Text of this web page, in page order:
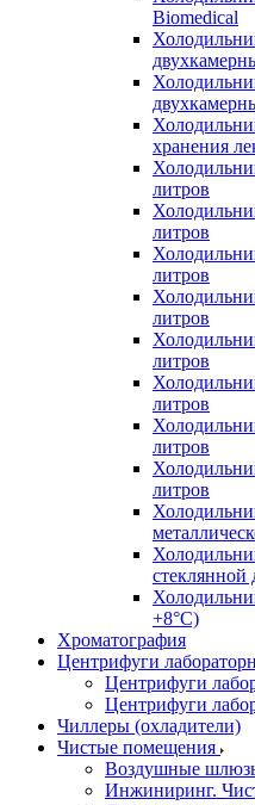
Biomedical
хранения
литров
литров
литров
литров
литров
литров
литров
литров
стеклянной
+8°C)
Хроматография
Центрифуги
Центрифуги
Центрифуги
Чиллеры (охладители)
Чистые помещения
Воздушные
Инжиниринг.